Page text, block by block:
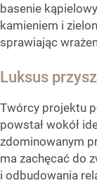
basenie
kamieniem i
sprawiając
Luksus
Twórcy projektu
powstał wokół
zdominowanym
ma zachęcać do
i odbudowania